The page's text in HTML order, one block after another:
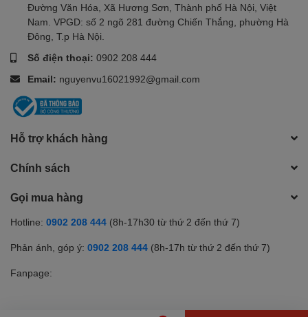
Đường Văn Hóa, Xã Hương Sơn, Thành phố Hà Nội, Việt
Nam. VPGD: số 2 ngõ 281 đường Chiến Thắng, phường Hà
Đông, T.p Hà Nội.
Số điện thoại: 0902 208 444
Email: nguyenvu16021992@gmail.com
Hỗ trợ khách hàng
Chính sách
Gọi mua hàng
Hotline: 0902 208 444 (8h-17h30 từ thứ 2 đến thứ 7)
Phản ánh, góp ý: 0902 208 444 (8h-17h từ thứ 2 đến thứ 7)
Fanpage: